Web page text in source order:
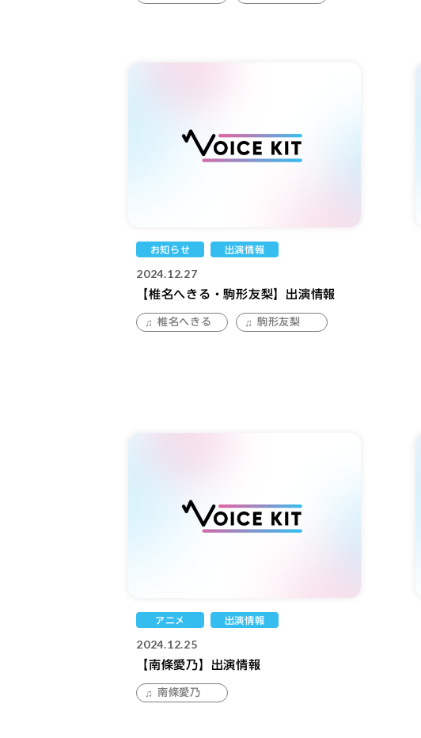
お知らせ 出演情報
2024.12.27
【椎名へきる・駒形友梨】出演情報
椎名へきる 駒形友梨
アニメ 出演情報
2024.12.25
【南條愛乃】出演情報
南條愛乃